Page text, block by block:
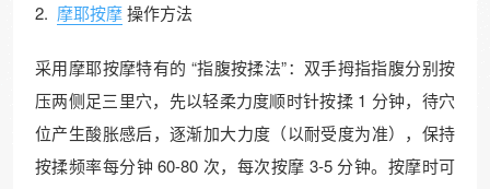
2. 摩耶按摩操作方法​
采用摩耶按摩特有的 “指腹按揉法”：双手拇指指腹分别按
压两侧足三里穴，先以轻柔力度顺时针按揉 1 分钟，待穴
位产生酸胀感后，逐渐加大力度（以耐受度为准），保持
按揉频率每分钟 60-80 次，每次按摩 3-5 分钟。按摩时可